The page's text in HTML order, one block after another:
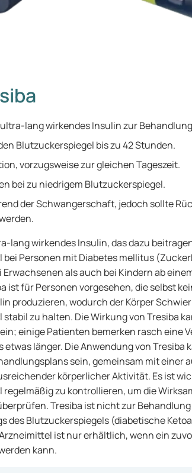
lang wirkendes Insulin zur
Blutzuckerspiegel bis zu 42 Stunden.
vorzugsweise zur gleichen Tageszeit.
bei zu niedrigem Blutzuckerspiegel.
der Schwangerschaft, jedoch sollte
lang wirkendes Insulin, das dazu
bei Personen mit Diabetes mellitus
Erwachsenen als auch bei Kindern ab
ist für Personen vorgesehen, die selbst
produzieren, wodurch der Körper
zu halten. Die Wirkung von Tresiba
einige Patienten bemerken rasch eine
etwas länger. Die Anwendung von Tresiba
sein, gemeinsam mit einer
körperlicher Aktivität. Es ist
zu kontrollieren, um die
Tresiba ist nicht zur
des Blutzuckerspiegels (diabetische
ist nur erhältlich, wenn ein
kann.